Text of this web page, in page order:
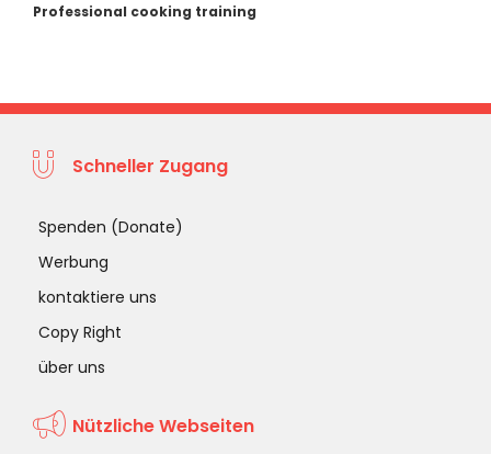
Professional cooking training
Schneller Zugang
Spenden (Donate)
Werbung
kontaktiere uns
Copy Right
über uns
Nützliche Webseiten